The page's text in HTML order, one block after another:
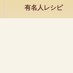
有名人レシピ